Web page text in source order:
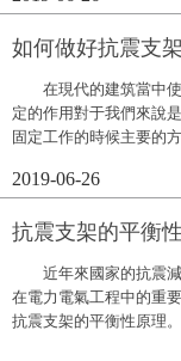
如何做好抗震支
在現代的建筑當中使
定的作用對于我們來說
固定工作的時候主要的
2019-06-26
抗震支架的平衡
近年來國家的抗震減
在電力電氣工程中的重
抗震支架的平衡性原